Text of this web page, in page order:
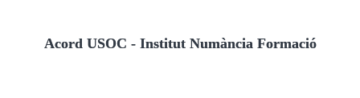
Acord USOC - Institut Numància Formació